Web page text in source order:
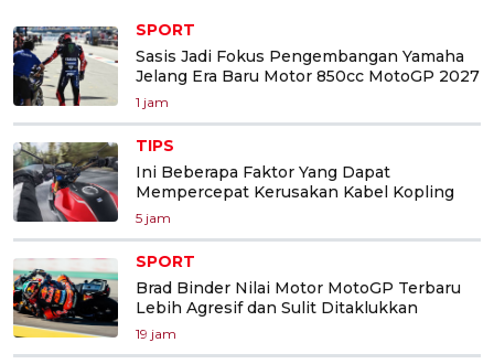
SPORT
Sasis Jadi Fokus Pengembangan Yamaha
Jelang Era Baru Motor 850cc MotoGP 2027
1 jam
TIPS
Ini Beberapa Faktor Yang Dapat
Mempercepat Kerusakan Kabel Kopling
5 jam
SPORT
Brad Binder Nilai Motor MotoGP Terbaru
Lebih Agresif dan Sulit Ditaklukkan
19 jam